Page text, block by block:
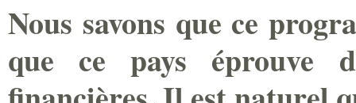
Nous savons que ce
que ce pays éprouve